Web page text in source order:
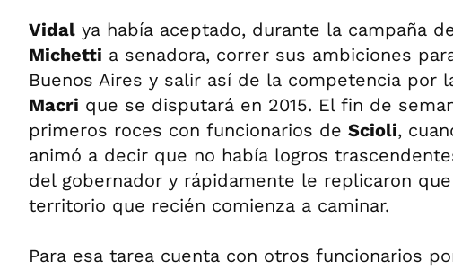
Vidal ya había aceptado, durante la campaña
Michetti a senadora, correr sus ambiciones
Buenos Aires y salir así de la competencia por
Macri que se disputará en 2015. El fin de
primeros roces con funcionarios de Scioli,
animó a decir que no había logros
del gobernador y rápidamente le replicaron
territorio que recién comienza a caminar.
Para esa tarea cuenta con otros funcionarios